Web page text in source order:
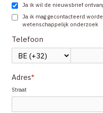
Ja ik wil de nieuwsbrief
Ja ik mag gecontacteerd
wetenschappelijk onderzoek
Telefoon
Adres*
Straat